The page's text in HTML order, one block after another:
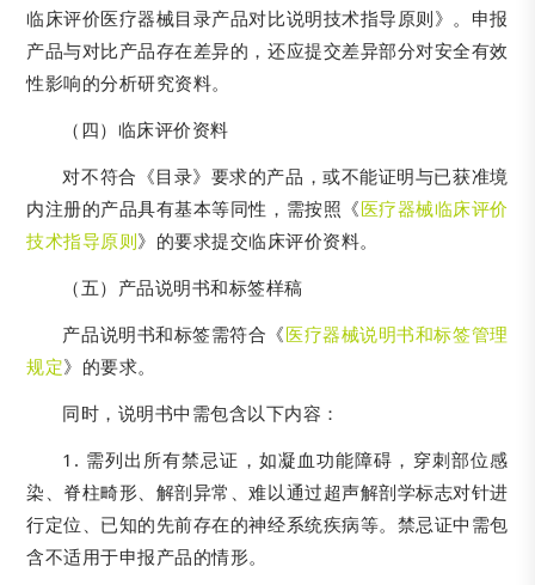
临床评价医疗器械目录产品对比说明技术指导原则》。申报
产品与对比产品存在差异的，还应提交差异部分对安全有效
性影响的分析研究资料。
（四）临床评价资料
对不符合《目录》要求的产品，或不能证明与已获准境
内注册的产品具有基本等同性，需按照《医疗器械临床评价
技术指导原则》的要求提交临床评价资料。
（五）产品说明书和标签样稿
产品说明书和标签需符合《医疗器械说明书和标签管理
规定》的要求。
同时，说明书中需包含以下内容：
1. 需列出所有禁忌证，如凝血功能障碍，穿刺部位感
染、脊柱畸形、解剖异常、难以通过超声解剖学标志对针进
行定位、已知的先前存在的神经系统疾病等。禁忌证中需包
含不适用于申报产品的情形。